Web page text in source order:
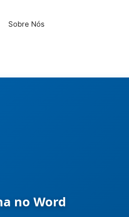
Sobre Nós
no Word